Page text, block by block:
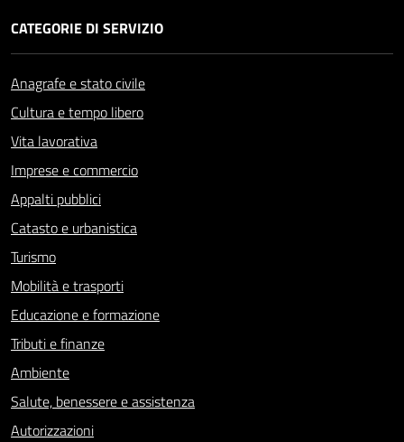
CATEGORIE DI SERVIZIO
Anagrafe e stato civile
Cultura e tempo libero
Vita lavorativa
Imprese e commercio
Appalti pubblici
Catasto e urbanistica
Turismo
Mobilità e trasporti
Educazione e formazione
Tributi e finanze
Ambiente
Salute, benessere e assistenza
Autorizzazioni